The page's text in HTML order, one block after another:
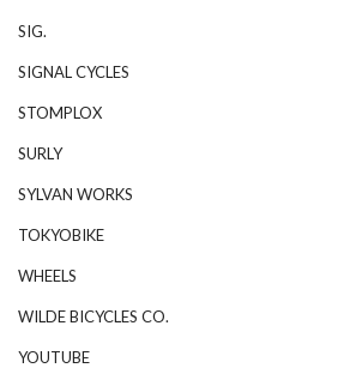
SIG.
SIGNAL CYCLES
STOMPLOX
SURLY
SYLVAN WORKS
TOKYOBIKE
WHEELS
WILDE BICYCLES CO.
YOUTUBE